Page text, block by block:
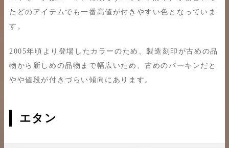
たどのアイテムでも一番高値が付きやすい色となっていま
す。
2005年頃より登場したカラーのため、製造刻印が古めの品
物から新しめの品物まで幅広いため、古めのバーキンだと
やや値段が付きづらい傾向にあります。
エタン